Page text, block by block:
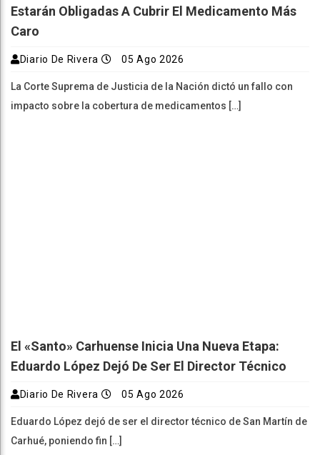
Estarán Obligadas A Cubrir El Medicamento Más
Caro
Diario De Rivera 05 Ago 2026
La Corte Suprema de Justicia de la Nación dictó un fallo con
impacto sobre la cobertura de medicamentos […]
El «Santo» Carhuense Inicia Una Nueva Etapa:
Eduardo López Dejó De Ser El Director Técnico
Diario De Rivera 05 Ago 2026
Eduardo López dejó de ser el director técnico de San Martín de
Carhué, poniendo fin […]